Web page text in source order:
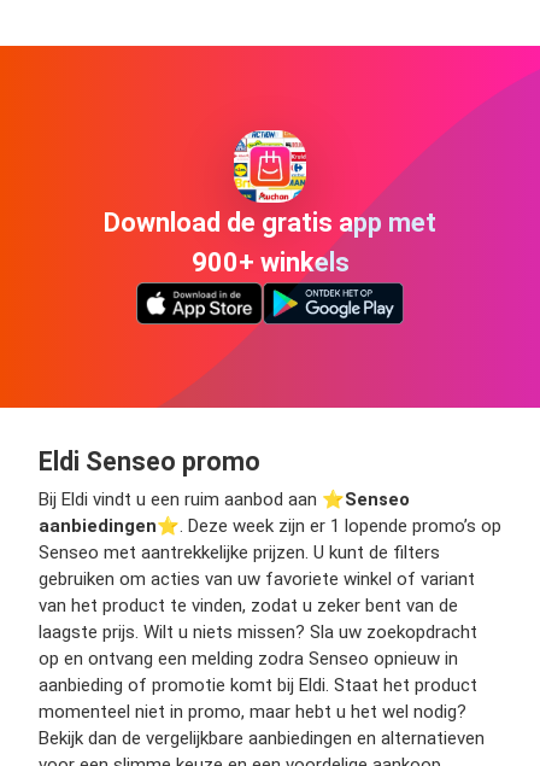
Download de gratis app met
900+ winkels
Eldi Senseo promo
Bij Eldi vindt u een ruim aanbod aan ⭐️Senseo
aanbiedingen⭐️. Deze week zijn er 1 lopende promo’s op
Senseo met aantrekkelijke prijzen. U kunt de filters
gebruiken om acties van uw favoriete winkel of variant
van het product te vinden, zodat u zeker bent van de
laagste prijs. Wilt u niets missen? Sla uw zoekopdracht
op en ontvang een melding zodra Senseo opnieuw in
aanbieding of promotie komt bij Eldi. Staat het product
momenteel niet in promo, maar hebt u het wel nodig?
Bekijk dan de vergelijkbare aanbiedingen en alternatieven